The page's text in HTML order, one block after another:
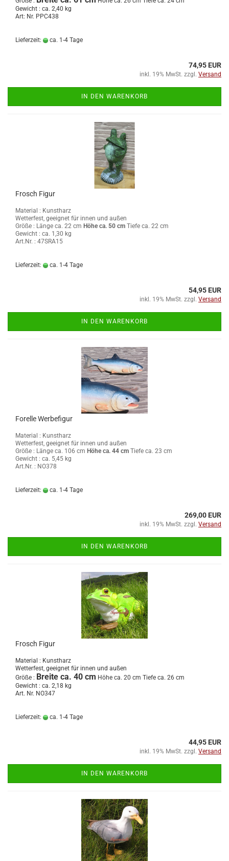
Gewicht : ca. 2,40 kg
Art: Nr. PPC438
Lieferzeit: ca. 1-4 Tage
74,95 EUR
inkl. 19% MwSt. zzgl. Versand
IN DEN WARENKORB
Frosch Figur
Material : Kunstharz
Wetterfest, geeignet für innen und außen
Größe : Länge ca. 22 cm Höhe ca. 50 cm Tiefe ca. 22 cm
Gewicht : ca. 1,30 kg
Art.Nr. : 47SRA15
Lieferzeit: ca. 1-4 Tage
54,95 EUR
inkl. 19% MwSt. zzgl. Versand
IN DEN WARENKORB
Forelle Werbefigur
Material : Kunstharz
Wetterfest, geeignet für innen und außen
Größe : Länge ca. 106 cm Höhe ca. 44 cm Tiefe ca. 23 cm
Gewicht : ca. 5,45 kg
Art.Nr. : NO378
Lieferzeit: ca. 1-4 Tage
269,00 EUR
inkl. 19% MwSt. zzgl. Versand
IN DEN WARENKORB
Frosch Figur
Material : Kunstharz
Wetterfest, geeignet für innen und außen
Größe : Breite ca. 40 cm Höhe ca. 20 cm Tiefe ca. 26 cm
Gewicht : ca. 2,18 kg
Art. Nr. NO347
Lieferzeit: ca. 1-4 Tage
44,95 EUR
inkl. 19% MwSt. zzgl. Versand
IN DEN WARENKORB